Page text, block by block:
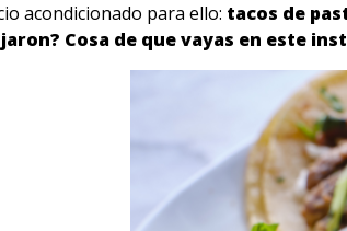
acondicionado para ello: tacos de
Cosa de que vayas en este